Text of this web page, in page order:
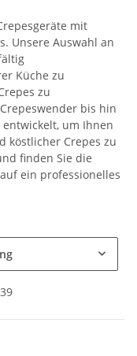
mit
Unsere Auswahl an
Küche zu
zu
bis hin
um Ihnen
köstlicher Crepes zu
finden Sie die
ein professionelles